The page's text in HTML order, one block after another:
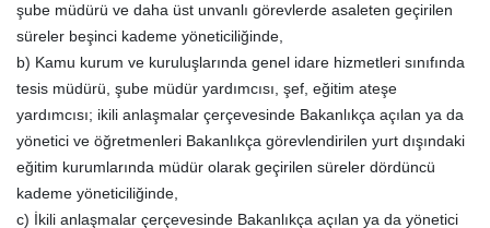
şube müdürü ve daha üst unvanlı görevlerde asaleten geçirilen
süreler beşinci kademe yöneticiliğinde,
b) Kamu kurum ve kuruluşlarında genel idare hizmetleri sınıfında
tesis müdürü, şube müdür yardımcısı, şef, eğitim ateşe
yardımcısı; ikili anlaşmalar çerçevesinde Bakanlıkça açılan ya da
yönetici ve öğretmenleri Bakanlıkça görevlendirilen yurt dışındaki
eğitim kurumlarında müdür olarak geçirilen süreler dördüncü
kademe yöneticiliğinde,
c) İkili anlaşmalar çerçevesinde Bakanlıkça açılan ya da yönetici